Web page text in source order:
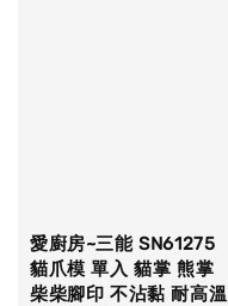
愛廚房~三能 SN61275
貓爪模 單入 貓掌 熊掌
柴柴腳印 不沾黏 耐高溫